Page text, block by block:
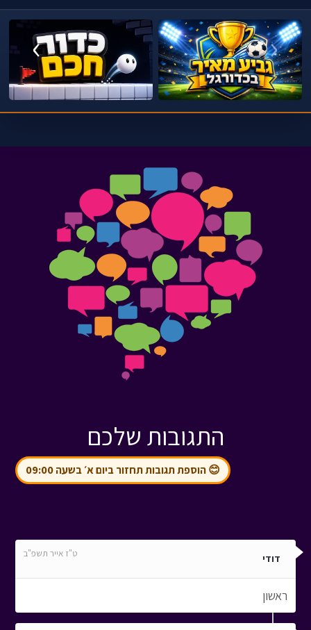
‹
›
התגובות שלכם
😊 הוספת תגובות תחזור ביום א׳ בשעה 09:00
דודי ט"ז אייר תשפ"ב
ראשון